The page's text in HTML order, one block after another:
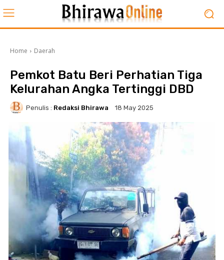
Home Daerah
Pemkot Batu Beri Perhatian Tiga
Kelurahan Angka Tertinggi DBD
Penulis : Redaksi Bhirawa 18 May 2025